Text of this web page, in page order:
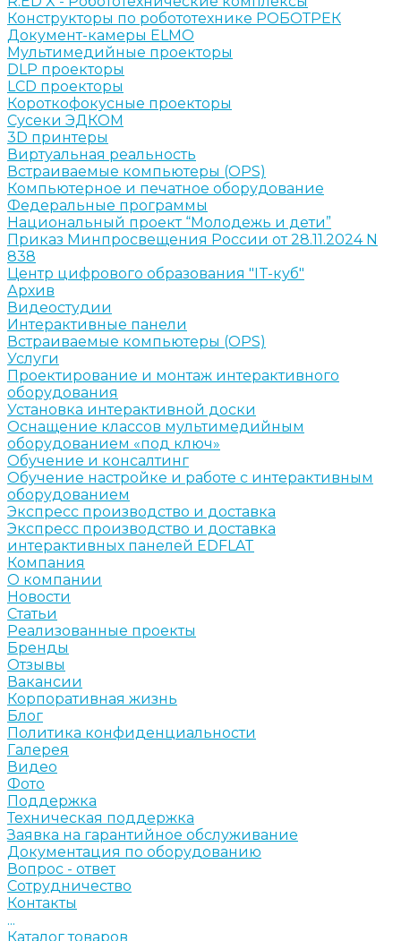
Конструкторы по робототехнике РОБОТРЕК
Документ-камеры ELMO
Мультимедийные проекторы
DLP проекторы
LCD проекторы
Короткофокусные проекторы
Сусеки ЭДКОМ
3D принтеры
Виртуальная реальность
Встраиваемые компьютеры (OPS)
Компьютерное и печатное оборудование
Федеральные программы
Национальный проект “Молодежь и дети”
Приказ Минпросвещения России от 28.11.2024 N
838
Центр цифрового образования "IT-куб"
Архив
Видеостудии
Интерактивные панели
Встраиваемые компьютеры (OPS)
Услуги
Проектирование и монтаж интерактивного
оборудования
Установка интерактивной доски
Оснащение классов мультимедийным
оборудованием «под ключ»
Обучение и консалтинг
Обучение настройке и работе с интерактивным
оборудованием
Экспресс производство и доставка
Экспресс производство и доставка
интерактивных панелей EDFLAT
Компания
О компании
Новости
Статьи
Реализованные проекты
Бренды
Отзывы
Вакансии
Корпоративная жизнь
Блог
Политика конфиденциальности
Галерея
Видео
Фото
Поддержка
Техническая поддержка
Заявка на гарантийное обслуживание
Документация по оборудованию
Вопрос - ответ
Сотрудничество
Контакты
...
Каталог товаров